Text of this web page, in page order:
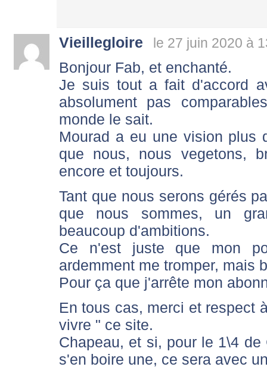
Vieillegloire le 27 juin 2020 à
Bonjour Fab, et enchanté.
Je suis tout a fait d'accord
absolument pas
monde le sait.
Mourad a eu une vision plus
que nous, nous vegetons,
encore et toujours.
Tant que nous serons gérés
que nous sommes, un
beaucoup d'ambitions.
Ce n'est juste que mon
ardemment me tromper, mais
Pour ça que j'arrête mon
En tous cas, merci et respect
vivre " ce site.
Chapeau, et si, pour le 1\4
s'en boire une, ce sera avec